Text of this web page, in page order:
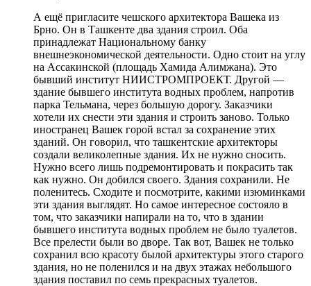
А ещё пригласите чешского архитектора Вашека из
Брно. Он в Ташкенте два здания строил. Оба
принадлежат Национальному банку
внешнеэкономической деятельности. Одно стоит на углу
на Ассакинской (площадь Хамида Алимжана). Это
бывший институт НИИСТРОМПРОЕКТ. Другой —
здание бывшего института водных проблем, напротив
парка Тельмана, через большую дорогу. Заказчики
хотели их снести эти здания и строить заново. Только
иностранец Вашек горой встал за сохранение этих
зданий. Он говорил, что ташкентские архитекторы
создали великолепные здания. Их не нужно сносить.
Нужно всего лишь подремонтировать и покрасить так
как нужно. Он добился своего. Здания сохранили. Не
поленитесь. Сходите и посмотрите, какими изюминками
эти здания выглядят. Но самое интересное состояло в
том, что заказчики напирали на то, что в здании
бывшего института водных проблем не было туалетов.
Все прелести были во дворе. Так вот, Вашек не только
сохранил всю красоту былой архитектуры этого старого
здания, но не поленился и на двух этажах небольшого
здания поставил по семь прекрасных туалетов.